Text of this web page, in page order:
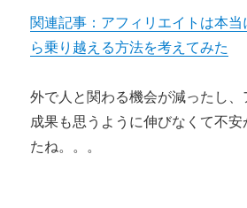
関連記事：アフィリエイトは本
ら乗り越える方法を考えてみた
外で人と関わる機会が減ったし
成果も思うように伸びなくて不
たね。。。